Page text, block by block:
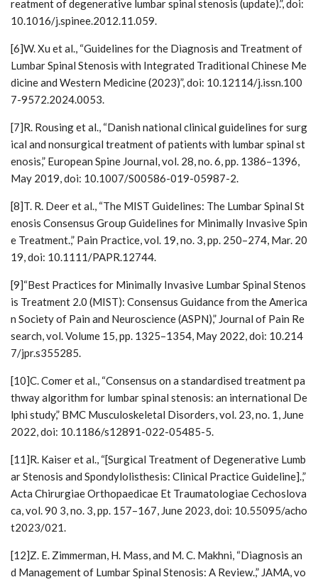
reatment of degenerative lumbar spinal stenosis (update).”, doi:
10.1016/j.spinee.2012.11.059.
[6]W. Xu et al., “Guidelines for the Diagnosis and Treatment of
Lumbar Spinal Stenosis with Integrated Traditional Chinese Me
dicine and Western Medicine (2023)”, doi: 10.12114/j.issn.100
7-9572.2024.0053.
[7]R. Rousing et al., “Danish national clinical guidelines for surg
ical and nonsurgical treatment of patients with lumbar spinal st
enosis,” European Spine Journal, vol. 28, no. 6, pp. 1386–1396,
May 2019, doi: 10.1007/S00586-019-05987-2.
[8]T. R. Deer et al., “The MIST Guidelines: The Lumbar Spinal St
enosis Consensus Group Guidelines for Minimally Invasive Spin
e Treatment.,” Pain Practice, vol. 19, no. 3, pp. 250–274, Mar. 20
19, doi: 10.1111/PAPR.12744.
[9]“Best Practices for Minimally Invasive Lumbar Spinal Stenos
is Treatment 2.0 (MIST): Consensus Guidance from the America
n Society of Pain and Neuroscience (ASPN),” Journal of Pain Re
search, vol. Volume 15, pp. 1325–1354, May 2022, doi: 10.214
7/jpr.s355285.
[10]C. Comer et al., “Consensus on a standardised treatment pa
thway algorithm for lumbar spinal stenosis: an international De
lphi study,” BMC Musculoskeletal Disorders, vol. 23, no. 1, June
2022, doi: 10.1186/s12891-022-05485-5.
[11]R. Kaiser et al., “[Surgical Treatment of Degenerative Lumb
ar Stenosis and Spondylolisthesis: Clinical Practice Guideline].,”
Acta Chirurgiae Orthopaedicae Et Traumatologiae Cechoslova
ca, vol. 90 3, no. 3, pp. 157–167, June 2023, doi: 10.55095/acho
t2023/021.
[12]Z. E. Zimmerman, H. Mass, and M. C. Makhni, “Diagnosis an
d Management of Lumbar Spinal Stenosis: A Review.,” JAMA, vo